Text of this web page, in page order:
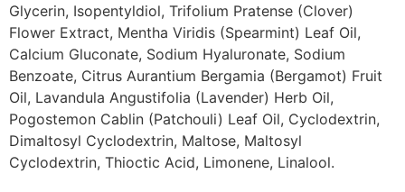
Glycerin, Isopentyldiol, Trifolium Pratense (Clover)
Flower Extract, Mentha Viridis (Spearmint) Leaf Oil,
Calcium Gluconate, Sodium Hyaluronate, Sodium
Benzoate, Citrus Aurantium Bergamia (Bergamot) Fruit
Oil, Lavandula Angustifolia (Lavender) Herb Oil,
Pogostemon Cablin (Patchouli) Leaf Oil, Cyclodextrin,
Dimaltosyl Cyclodextrin, Maltose, Maltosyl
Cyclodextrin, Thioctic Acid, Limonene, Linalool.